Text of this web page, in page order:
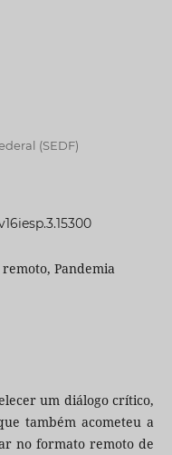
(SEDF)
Pandemia
um diálogo crítico,
também acometeu a
no formato remoto de